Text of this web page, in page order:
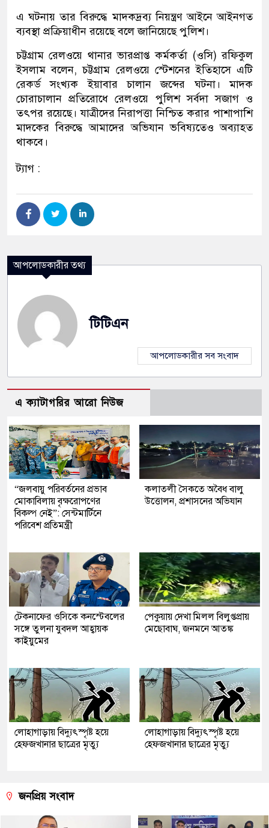
এ ঘটনায় তার বিরুদ্ধে মাদকদ্রব্য নিয়ন্ত্রণ আইনে আইনগত
ব্যবস্থা প্রক্রিয়াধীন রয়েছে বলে জানিয়েছে পুলিশ।
চট্টগ্রাম রেলওয়ে থানার ভারপ্রাপ্ত কর্মকর্তা (ওসি) রফিকুল
ইসলাম বলেন, চট্টগ্রাম রেলওয়ে স্টেশনের ইতিহাসে এটি
রেকর্ড সংখ্যক ইয়াবার চালান জব্দের ঘটনা। মাদক
চোরাচালান প্রতিরোধে রেলওয়ে পুলিশ সর্বদা সজাগ ও
তৎপর রয়েছে। যাত্রীদের নিরাপত্তা নিশ্চিত করার পাশাপাশি
মাদকের বিরুদ্ধে আমাদের অভিযান ভবিষ্যতেও অব্যাহত
থাকবে।
ট্যাগ :
আপলোডকারীর তথ্য
টিটিএন
আপলোডকারীর সব সংবাদ
এ ক্যাটাগরির আরো নিউজ
“জলবায়ু পরিবর্তনের প্রভাব
মোকাবিলায় বৃক্ষরোপণের
বিকল্প নেই”: সেন্টমার্টিনে
পরিবেশ প্রতিমন্ত্রী
কলাতলী সৈকতে অবৈধ বালু
উত্তোলন, প্রশাসনের অভিযান
টেকনাফের ওসিকে কনস্টেবলের
সঙ্গে তুলনা যুবদল আহ্বায়ক
কাইয়ুমের
পেকুয়ায় দেখা মিলল বিলুপ্তপ্রায়
মেছোবাঘ, জনমনে আতঙ্ক
লোহাগাড়ায় বিদ্যুৎস্পৃষ্ট হয়ে
হেফজখানার ছাত্রের মৃত্যু
লোহাগাড়ায় বিদ্যুৎস্পৃষ্ট হয়ে
হেফজখানার ছাত্রের মৃত্যু
জনপ্রিয় সংবাদ